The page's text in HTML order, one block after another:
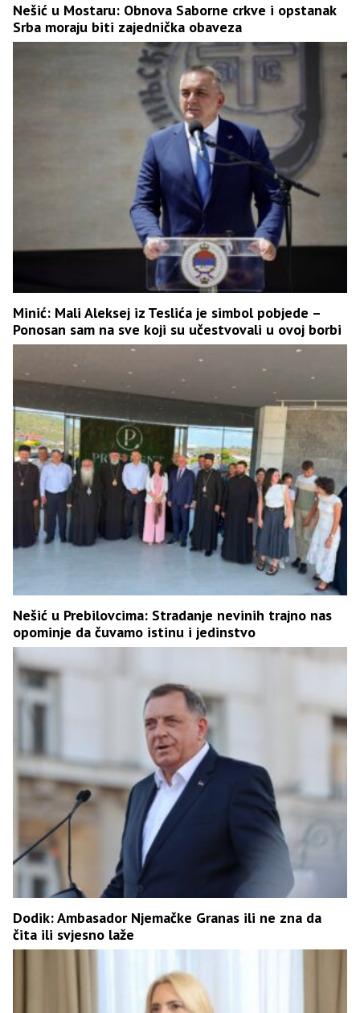
Nešić u Mostaru: Obnova Saborne crkve i opstanak
Srba moraju biti zajednička obaveza
Minić: Mali Aleksej iz Teslića je simbol pobjede –
Ponosan sam na sve koji su učestvovali u ovoj borbi
Nešić u Prebilovcima: Stradanje nevinih trajno nas
opominje da čuvamo istinu i jedinstvo
Dodik: Ambasador Njemačke Granas ili ne zna da
čita ili svjesno laže